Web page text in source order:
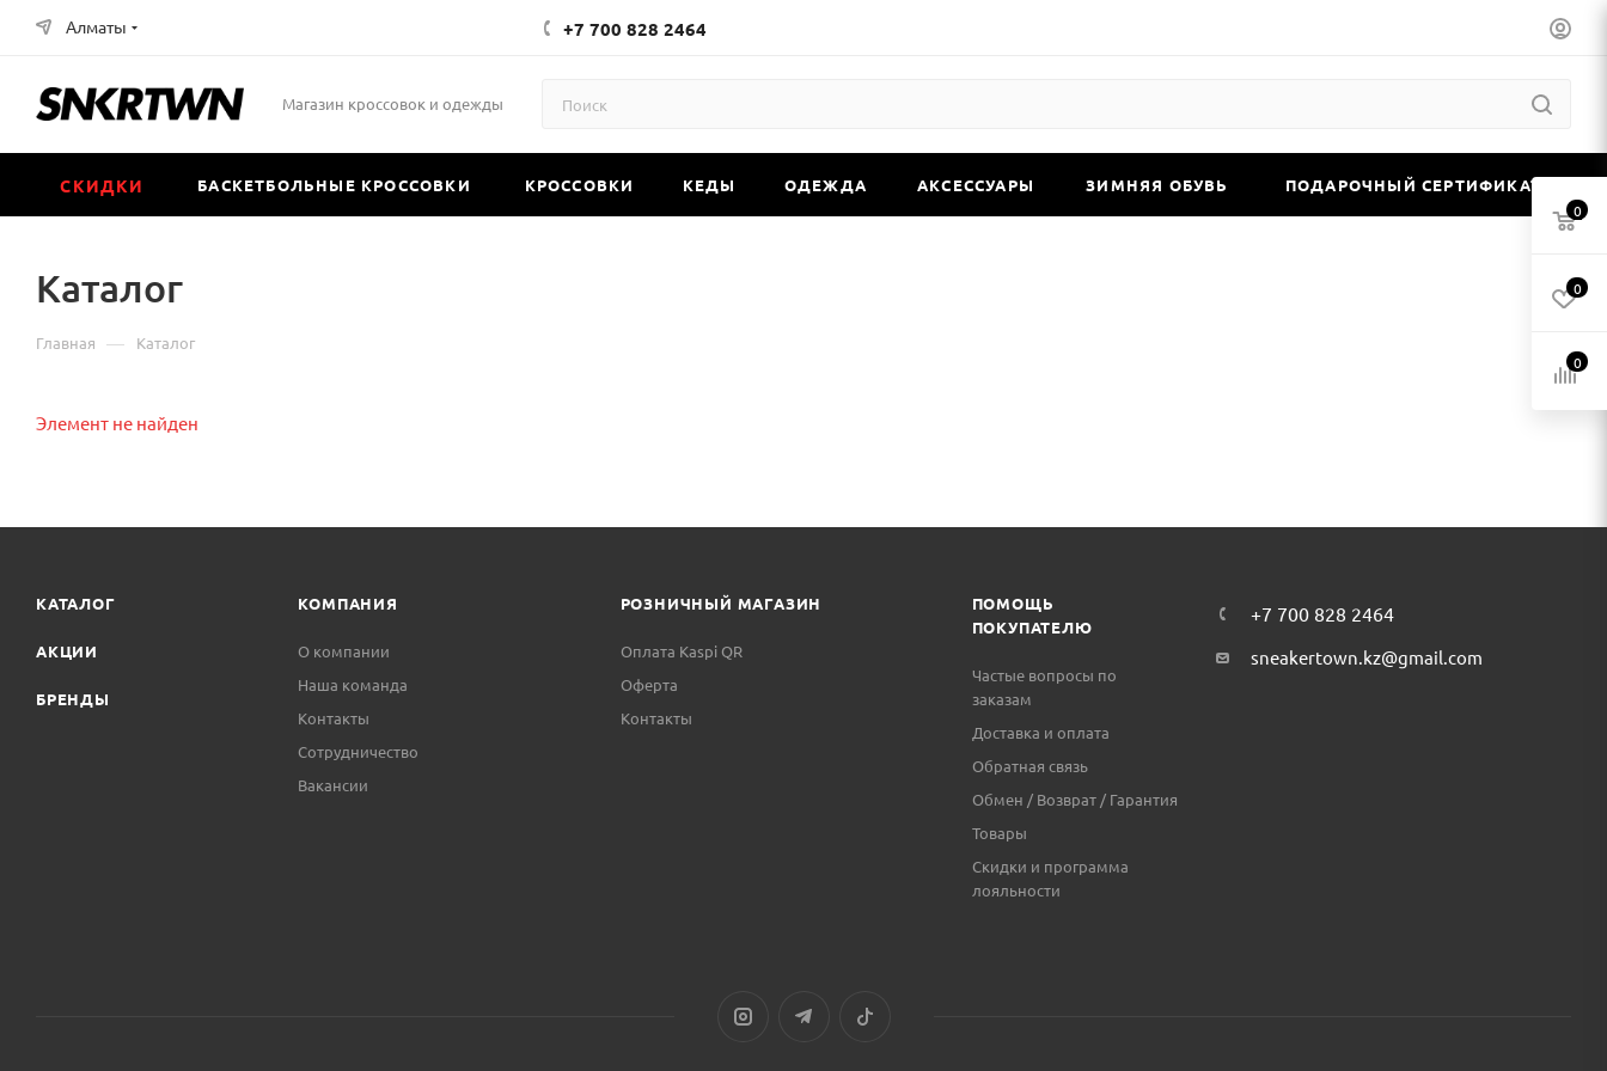
Алматы +7 700 828 2464
Магазин кроссовок и одежды
СКИДКИ БАСКЕТБОЛЬНЫЕ КРОССОВКИ КРОССОВКИ КЕДЫ ОДЕЖДА АКСЕССУАРЫ ЗИМНЯЯ ОБУВЬ ПОДАРОЧНЫЙ СЕРТИФИКАТ
Каталог
Главная — Каталог
Элемент не найден
КАТАЛОГ
АКЦИИ
БРЕНДЫ
КОМПАНИЯ
О компании
Наша команда
Контакты
Сотрудничество
Вакансии
РОЗНИЧНЫЙ МАГАЗИН
Оплата Kaspi QR
Оферта
Контакты
ПОМОЩЬ
ПОКУПАТЕЛЮ
Частые вопросы по
заказам
Доставка и оплата
Обратная связь
Обмен / Возврат / Гарантия
Товары
Скидки и программа
лояльности
+7 700 828 2464
sneakertown.kz@gmail.com
0
0
0